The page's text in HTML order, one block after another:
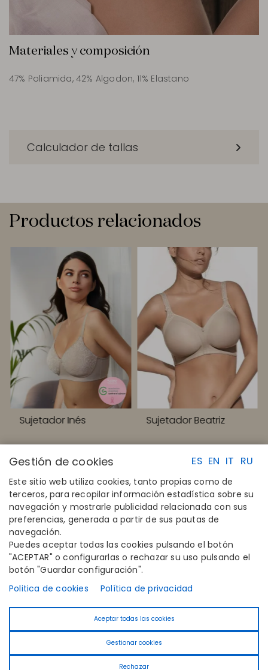
Materiales y composición
47% Poliamida, 42% Algodon, 11% Elastano
Calculador de tallas
Productos relacionados
Sujetador Inés Sujetador Beatriz
ES EN IT RU
Gestión de cookies
Este sitio web utiliza cookies, tanto propias como de
terceros, para recopilar información estadística sobre su
navegación y mostrarle publicidad relacionada con sus
preferencias, generada a partir de sus pautas de
navegación.
Puedes aceptar todas las cookies pulsando el botón
"ACEPTAR" o configurarlas o rechazar su uso pulsando el
botón "Guardar configuración".
Politica de cookies
Política de privacidad
Aceptar todas las cookies
Gestionar cookies
Rechazar
ENLACES RAPIDOS
Calcula tu talla
Encuentra tu tienda
Únete al directorio
CONTACTO
Disintex 2021 SL
disintex@disintex.es
Conócenos
Blog
Facebook
Linkedin
Youtube
Pinterest
Tiktok